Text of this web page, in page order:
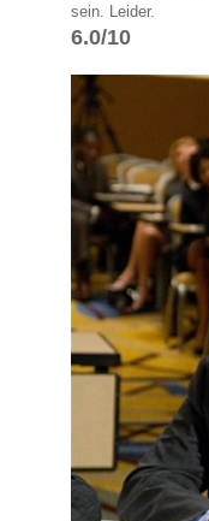
sein. Leider.
6.0/10